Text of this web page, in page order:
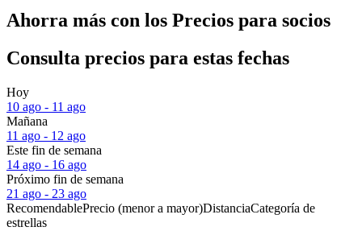
Ahorra más con los Precios para socios
Consulta precios para estas fechas
Hoy
10 ago - 11 ago
Mañana
11 ago - 12 ago
Este fin de semana
14 ago - 16 ago
Próximo fin de semana
21 ago - 23 ago
RecomendablePrecio (menor a mayor)DistanciaCategoría de
estrellas